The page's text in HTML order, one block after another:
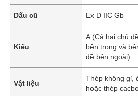
Dấu cũ Ex D IIC Gb
Kiểu
A (Cả hai chủ
bên trong và
đề bên ngoài)
Vật liệu
Thép không gỉ,
hoặc thép